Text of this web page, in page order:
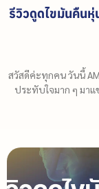
รีวิวดูดไขมันคืน
สวัสดีค่ะทุกคน วันนี้
ประทับใจมาก ๆ มาแ